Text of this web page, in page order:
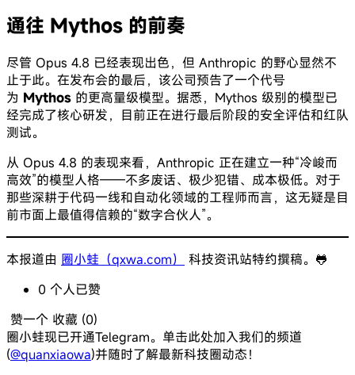
通往 Mythos 的前奏
尽管 Opus 4.8 已经表现出色，但 Anthropic 的野心显然不
止于此。在发布会的最后，该公司预告了一个代号
为 Mythos 的更高量级模型。据悉，Mythos 级别的模型已
经完成了核心研发，目前正在进行最后阶段的安全评估和红队
测试。
从 Opus 4.8 的表现来看，Anthropic 正在建立一种“冷峻而
高效”的模型人格——不多废话、极少犯错、成本极低。对于
那些深耕于代码一线和自动化领域的工程师而言，这无疑是目
前市面上最值得信赖的“数字合伙人”。
本报道由 圈小蛙（qxwa.com）
科技资讯站特约撰稿。🐸️
0 个人已赞
赞一个 收藏 (0)
圈小蛙现已开通Telegram。单击此处加入我们的频道
(@quanxiaowa)并随时了解最新科技圈动态！